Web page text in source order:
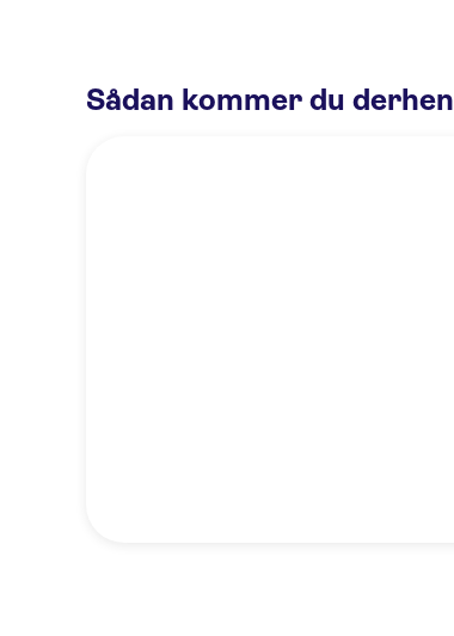
Sådan kommer du derhen